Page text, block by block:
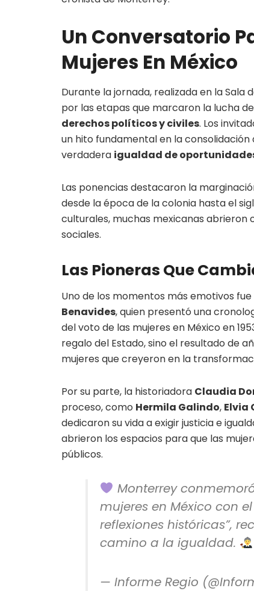
Un Conversatorio
Mujeres En México
Durante la jornada, realizada en la Sala
por las etapas que marcaron la lucha
derechos políticos y civiles. Los
un hito fundamental en la
verdadera igualdad de
Las ponencias destacaron la
desde la época de la colonia hasta el
culturales, muchas mexicanas abrieron
sociales.
Las Pioneras Que
Uno de los momentos más emotivos
Benavides, quien presentó una
del voto de las mujeres en México en
regalo del Estado, sino el resultado de
mujeres que creyeron en la
Por su parte, la historiadora Claudia
proceso, como Hermila Galindo, Elvia
dedicaron su vida a exigir justicia e
abrieron los espacios para que las
públicos.
Monterrey
mujeres en México con
reflexiones históricas”,
camino a la igualdad.
— Informe Regio